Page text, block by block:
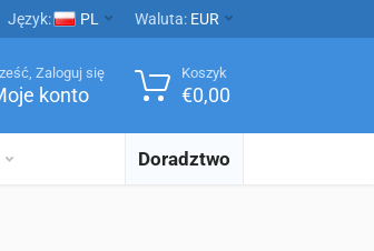
Język: PL Waluta: EUR
Doradztwo
Zaloguj się
konto
Koszyk
€0,00